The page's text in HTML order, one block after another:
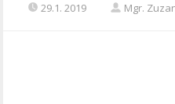
29.1. 2019 Mgr.